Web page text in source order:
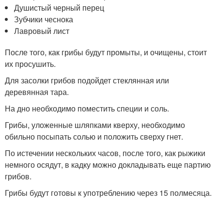
Душистый черный перец
Зубчики чеснока
Лавровый лист
После того, как грибы будут промыты, и очищены, стоит
их просушить.
Для засолки грибов подойдет стеклянная или
деревянная тара.
На дно необходимо поместить специи и соль.
Грибы, уложенные шляпками кверху, необходимо
обильно посыпать солью и положить сверху гнет.
По истечении нескольких часов, после того, как рыжики
немного осядут, в кадку можно докладывать еще партию
грибов.
Грибы будут готовы к употреблению через 15 полмесяца.